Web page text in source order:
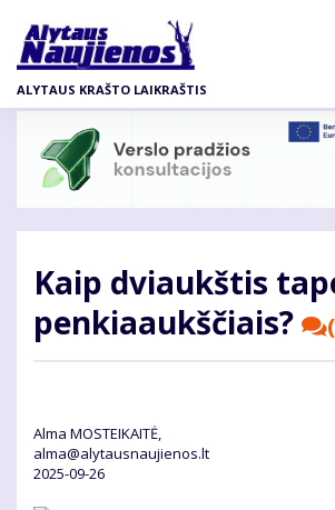
pagrindinį
turinį
ALYTAUS KRAŠTO LAIKRAŠTIS
Kaip dviaukštis
penkiaaukščiais?
Alma MOSTEIKAITĖ,
alma@alytausnaujienos.lt
2025-09-26